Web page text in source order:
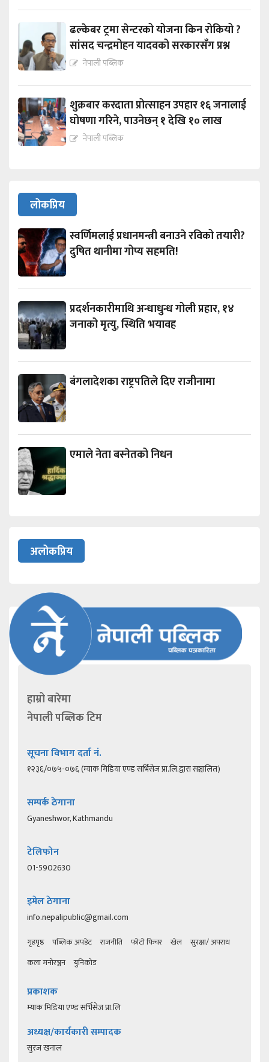
ढल्केबर ट्रमा सेन्टरको योजना किन रोकियो ?
सांसद चन्द्रमोहन यादवको सरकारसँग प्रश्न
नेपाली पब्लिक
शुक्रबार करदाता प्रोत्साहन उपहार १६ जनालाई
घोषणा गरिने, पाउनेछन् १ देखि १० लाख
नेपाली पब्लिक
लोकप्रिय
स्वर्णिमलाई प्रधानमन्त्री बनाउने रविको तयारी?
दुषित थानीमा गोप्य सहमति!
प्रदर्शनकारीमाथि अन्धाधुन्ध गोली प्रहार, १४
जनाको मृत्यु, स्थिति भयावह
बंगलादेशका राष्ट्रपतिले दिए राजीनामा
एमाले नेता बस्नेतको निधन
अलोकप्रिय
हाम्रो बारेमा
नेपाली पब्लिक टिम
सूचना विभाग दर्ता नं.
१२३६/०७५-०७६ (म्याक मिडिया एण्ड सर्भिसेज प्रा.लि.द्वारा सञ्चालित)
सम्पर्क ठेगाना
Gyaneshwor, Kathmandu
टेलिफोन
01-5902630
इमेल ठेगाना
info.nepalipublic@gmail.com
गृहपृष्ठ पब्लिक अपडेट राजनीति फोटो फिचर खेल
सुरक्षा/ अपराध
कला मनोरञ्जन
युनिकोड
प्रकाशक
म्याक मिडिया एण्ड सर्भिसेज प्रा.लि
अध्यक्ष/कार्यकारी सम्पादक
सुरज खनाल